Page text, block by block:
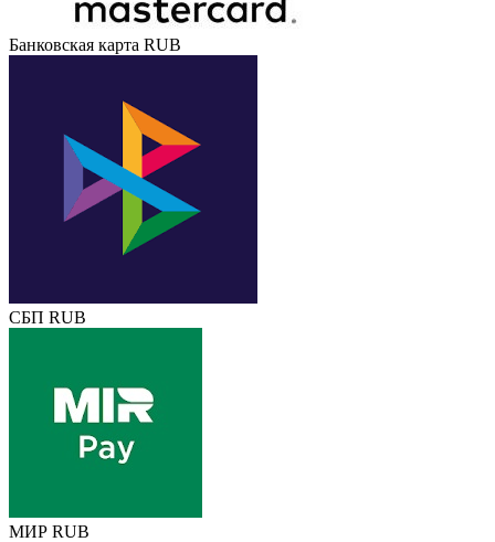
Банковская карта RUB
СБП RUB
МИР RUB